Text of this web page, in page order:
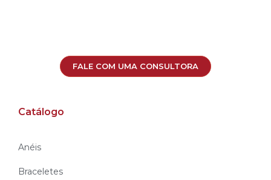
FALE COM UMA CONSULTORA
Catálogo
Anéis
Braceletes